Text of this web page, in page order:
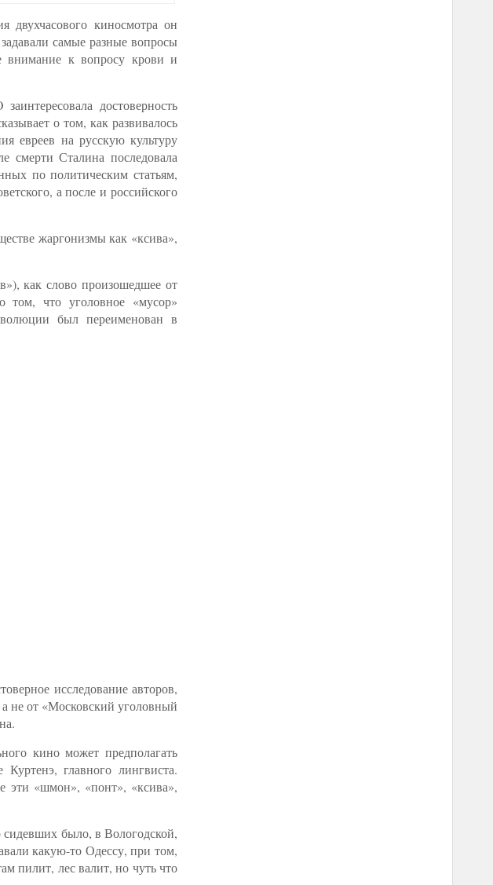
двухчасового киносмотра он
самые разные вопросы
внимание к вопросу крови и
достоверность
о том, как развивалось
евреев на русскую культуру
Сталина последовала
по политическим статьям,
а после и российского
жаргонизмы как «ксива»,
как слово произошедшее от
том, что уголовное «мусор»
был переименован в
исследование авторов,
не от «Московский уголовный
кино может предполагать
главного лингвиста.
эти «шмон», «понт», «ксива»,
было, в Вологодской,
какую-то Одессу, при том,
пилит, лес валит, но чуть что